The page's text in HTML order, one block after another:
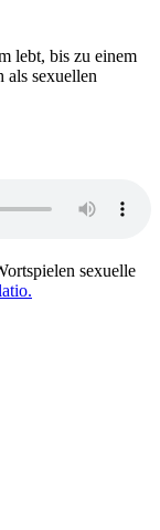
lebt, bis zu einem
als sexuellen
sexuelle